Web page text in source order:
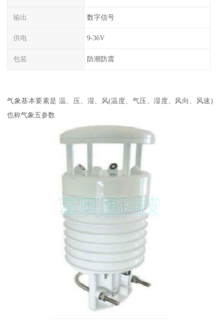
输出 数字信号
供电 9-36V
包装 防潮防震
气象基本要素是 温、压、湿、风(温度、气压、湿度、风向、风速)
也称气象五参数